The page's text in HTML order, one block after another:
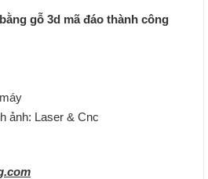
gỗ 3d mã đáo thành công
ảnh: Laser & Cnc